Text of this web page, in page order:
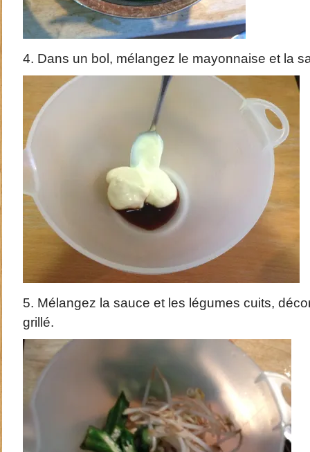
4. Dans un bol, mélangez le mayonnaise et la
5. Mélangez la sauce et les légumes cuits,
grillé.